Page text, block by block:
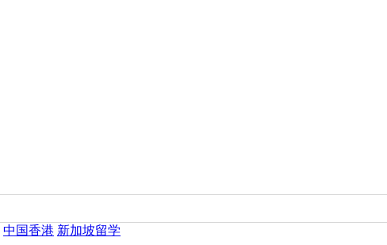
中国香港 新加坡留学